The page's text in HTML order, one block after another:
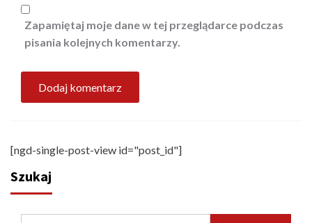
Zapamiętaj moje dane w tej przeglądarce podczas
pisania kolejnych komentarzy.
[ngd-single-post-view id="post_id"]
Szukaj